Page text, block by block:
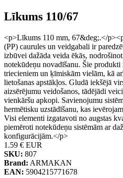
Līkums 110/67
<p>Līkums 110 mm, 67&deg;.</
(PP) caurules un veidgabali ir
izbūvei dažāda veida ēkās,
notekūdeņu novadīšanu. Šie
triecieniem un ķīmiskām vielām, kā
lietošanas apstākļos. Gludā iekšējā
aizsērējumu veidošanos, tādējādi
vienkāršu apkopi. Savienojumu
hermētisku uzstādīšanu, kas
Visi elementi izgatavoti no augstas
piemēroti notekūdeņu sistēmām ar
konfigurācijām.</p>
1.59 € EUR
SKU: 807
Brand: ARMAKAN
EAN: 5904215771678